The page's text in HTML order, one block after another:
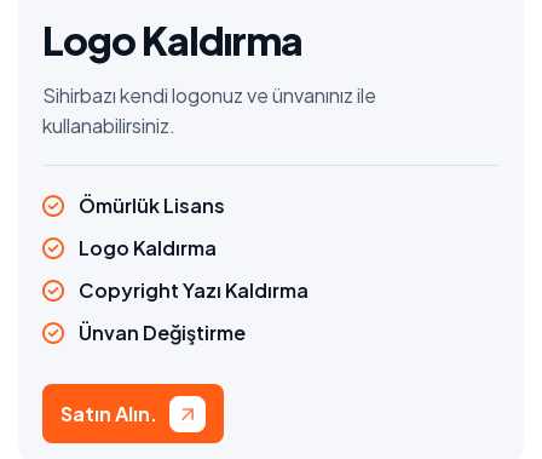
Logo Kaldırma
Sihirbazı kendi logonuz ve ünvanınız ile
kullanabilirsiniz.
Ömürlük Lisans
Logo Kaldırma
Copyright Yazı Kaldırma
Ünvan Değiştirme
Satın Alın.